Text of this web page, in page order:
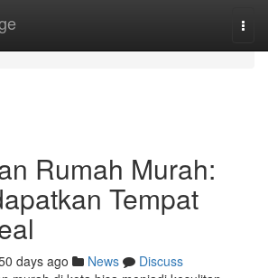
Rumah Murah:
Tempat
days ago News
Discuss